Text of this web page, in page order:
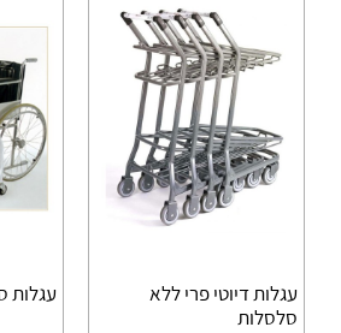
עגלות דיוטי פרי ללא
סלסלות
עגלות